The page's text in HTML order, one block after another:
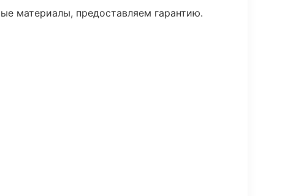
материалы, предоставляем гарантию.